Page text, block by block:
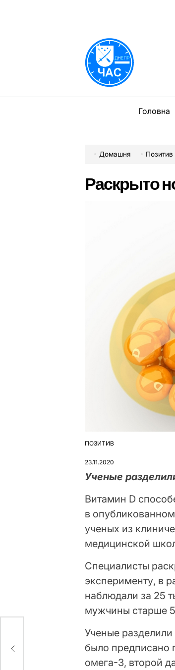
вмісту
Головна
Домашня Позитив
Раскрыто
ОПУБЛІКУВАТИ
ПОЗИТИВ
23.11.2020
Ученые
Витамин D
в
ученых из
медицинской
Специалисты
эксперименту, в
наблюдали за 25
мужчины старше
Ученые
было предписано
омега-3, второй